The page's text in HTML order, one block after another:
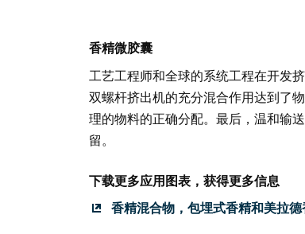
香精微胶囊
工艺工程师和全球的系统工程在开发
双螺杆挤出机的充分混合作用达到了
理的物料的正确分配。最后，温和输
留。
下载更多应用图表，获得更多信息
香精混合物，包埋式香精和美拉